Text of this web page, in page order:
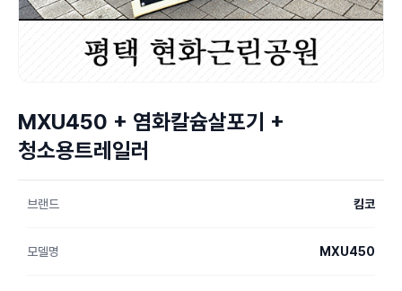
MXU450 + 염화칼슘살포기 +
청소용트레일러
브랜드 킴코
모델명 MXU450